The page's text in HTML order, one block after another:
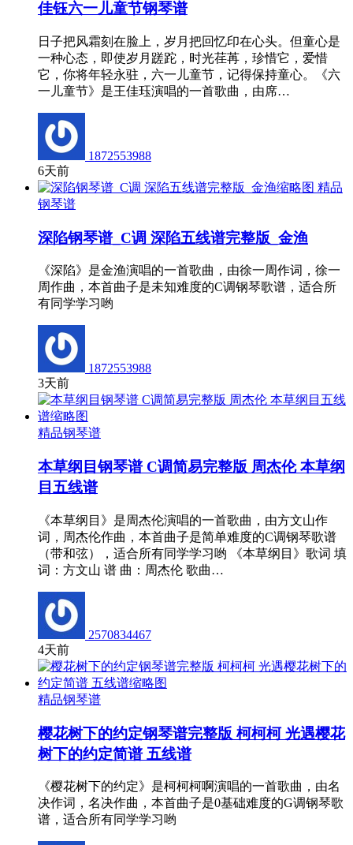
佳钰六一儿童节钢琴谱
日子把风霜刻在脸上，岁月把回忆印在心头。但童心是
一种心态，即使岁月蹉跎，时光荏苒，珍惜它，爱惜
它，你将年轻永驻，六一儿童节，记得保持童心。《六
一儿童节》是王佳珏演唱的一首歌曲，由席…
1872553988
6天前
精品
钢琴谱
深陷钢琴谱_C调 深陷五线谱完整版_金渔
《深陷》是金渔演唱的一首歌曲，由徐一周作词，徐一
周作曲，本首曲子是未知难度的C调钢琴歌谱，适合所
有同学学习哟
1872553988
3天前
精品钢琴谱
本草纲目钢琴谱 C调简易完整版 周杰伦 本草纲
目五线谱
《本草纲目》是周杰伦演唱的一首歌曲，由方文山作
词，周杰伦作曲，本首曲子是简单难度的C调钢琴歌谱
（带和弦），适合所有同学学习哟 《本草纲目》歌词 填
词：方文山 谱 曲：周杰伦 歌曲…
2570834467
4天前
精品钢琴谱
樱花树下的约定钢琴谱完整版 柯柯柯 光遇樱花
树下的约定简谱 五线谱
《樱花树下的约定》是柯柯柯啊演唱的一首歌曲，由名
决作词，名决作曲，本首曲子是0基础难度的G调钢琴歌
谱，适合所有同学学习哟